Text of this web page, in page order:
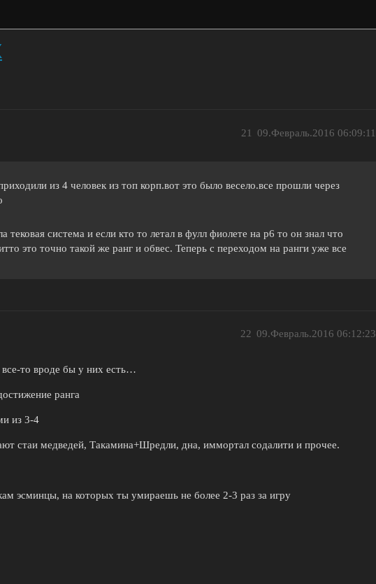
09.Февраль.2016 06:09:11
21
из 4 человек из топ корп.вот это было весело.все прошли через
система и если кто то летал в фулл фиолете на р6 то он знал что
это точно такой же ранг и обвес. Теперь с переходом на ранги уже все
09.Февраль.2016 06:12:23
22
то вроде бы у них есть…
ранга
из 3-4
стаи медведей, Такамина+Шредли, дна, иммортал содалити и прочее.
эсминцы, на которых ты умираешь не более 2-3 раз за игру